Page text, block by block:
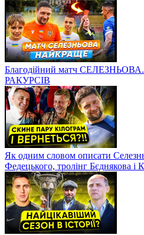
Благодійний матч
РАКУРСІВ
Як одним словом описати
Федецького, тролінг Бєднякова і